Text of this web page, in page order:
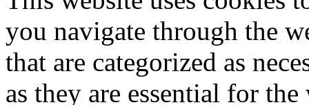
you navigate through the
that are categorized as
as they are essential for